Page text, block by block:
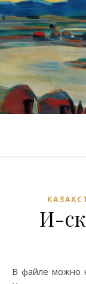
И-
В файле можно найти работы по истории территории